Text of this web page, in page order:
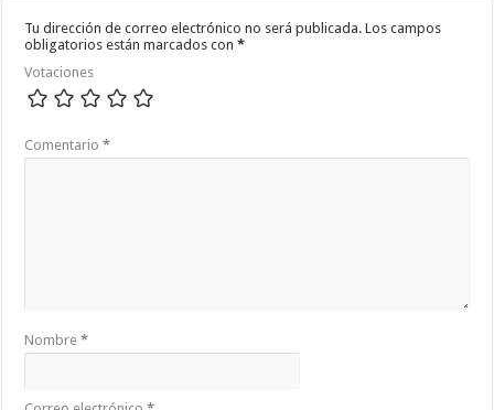
Tu dirección de correo electrónico no será publicada. Los campos
obligatorios están marcados con*
Votaciones
Comentario*
Nombre*